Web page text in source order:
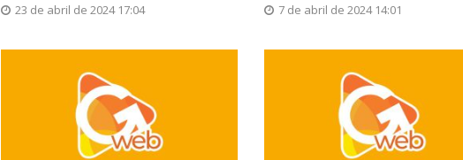
23 de abril de 2024 17:04 7 de abril de 2024 14:01